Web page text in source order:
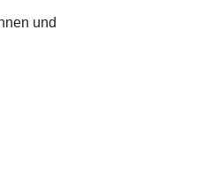
und